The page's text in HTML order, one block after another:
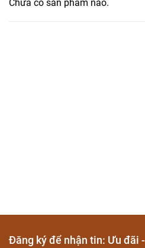
Chưa có sản phẩm nào.
Đăng ký để nhận tin: Ưu đãi